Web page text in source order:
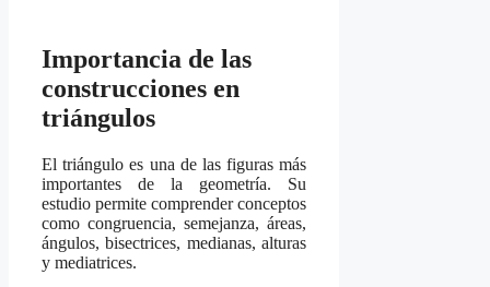
Importancia de las
construcciones en
triángulos
El triángulo es una de las figuras más
importantes de la geometría. Su
estudio permite comprender conceptos
como congruencia, semejanza, áreas,
ángulos, bisectrices, medianas, alturas
y mediatrices.